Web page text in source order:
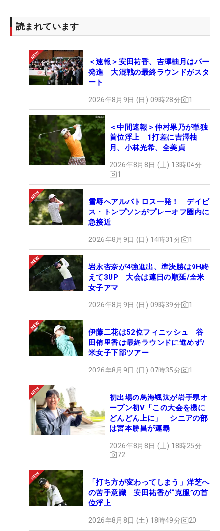
読まれています
＜速報＞安田祐香、吉澤柚月はパー
発進 大混戦の最終ラウンドがスタ
ート
2026年8月9日 (日) 09時28分 1
＜中間速報＞仲村果乃が単独
首位浮上 1打差に吉澤柚
月、小林光希、全美貞
2026年8月8日 (土) 13時04分
1
雪辱へアルバトロス一発！ デイビ
ス・トンプソンがプレーオフ圏内に
急接近
2026年8月9日 (日) 14時31分 1
岩永杏奈が4強進出、準決勝は9H終
えて3UP 大会は連日の順延/全米
女子アマ
2026年8月9日 (日) 09時39分 1
伊藤二花は52位フィニッシュ 谷
田侑里香は最終ラウンドに進めず/
米女子下部ツアー
2026年8月9日 (日) 07時35分 1
初出場の鳥海颯汰が岩手県オ
ープン初V「この大会を機に
どんどん上に」 シニアの部
は宮本勝昌が連覇
2026年8月8日 (土) 18時25分
72
「打ち方が変わってしまう」洋芝へ
の苦手意識 安田祐香が“克服”の首
位浮上
2026年8月8日 (土) 18時49分 20